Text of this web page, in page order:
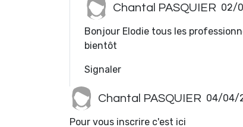
Chantal PASQUIER 02/
Bonjour Elodie tous les
bientôt
Signaler
Chantal PASQUIER 04/04/
Pour vous inscrire c'est ici